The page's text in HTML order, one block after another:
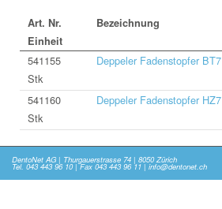
Art. Nr.
Bezeichnung
Einheit
541155
Deppeler Fadenstopfer BT7
Stk
541160
Deppeler Fadenstopfer HZ7
Stk
DentoNet AG | Thurgauerstrasse 74 | 8050 Zürich
Tel. 043 443 96 10 | Fax 043 443 96 11 | info@dentonet.ch